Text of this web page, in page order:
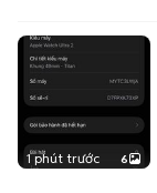
1 phút trước 6